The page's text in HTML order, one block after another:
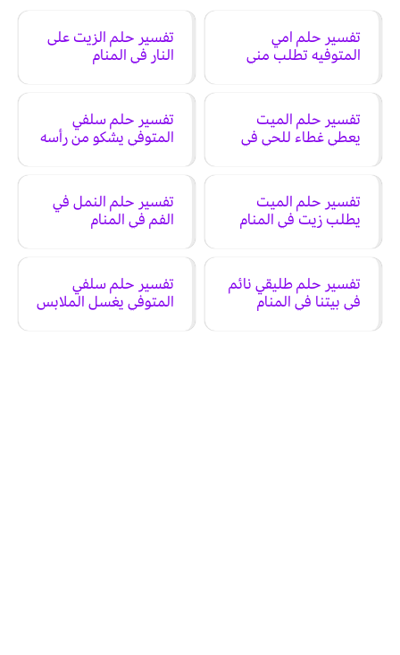
تفسير حلم امي
المتوفيه تطلب مني
تفسير حلم الزيت على
النار في المنام
تفسير حلم الميت
يعطي غطاء للحي في
تفسير حلم سلفي
المتوفي يشكو من رأسه
تفسير حلم الميت
يطلب زيت في المنام
تفسير حلم النمل في
الفم في المنام
تفسير حلم طليقي نائم
في بيتنا في المنام
تفسير حلم سلفي
المتوفي يغسل الملابس